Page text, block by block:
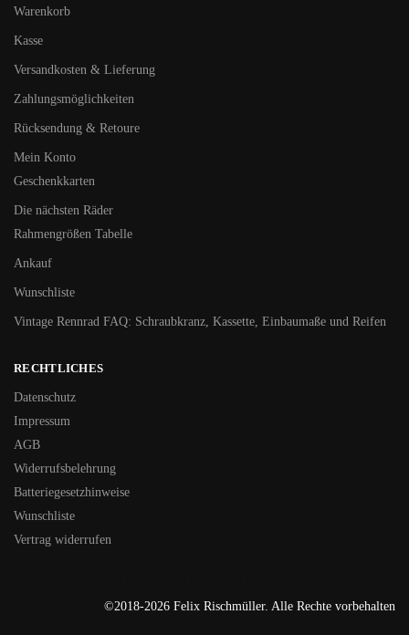
Warenkorb
Kasse
Versandkosten & Lieferung
Zahlungsmöglichkeiten
Rücksendung & Retoure
Mein Konto
Geschenkkarten
Die nächsten Räder
Rahmengrößen Tabelle
Ankauf
Wunschliste
Vintage Rennrad FAQ: Schraubkranz, Kassette, Einbaumaße und Reifen
RECHTLICHES
Datenschutz
Impressum
AGB
Widerrufsbelehrung
Batteriegesetzhinweise
Wunschliste
Vertrag widerrufen
©2018-2026 Felix Rischmüller. Alle Rechte vorbehalten